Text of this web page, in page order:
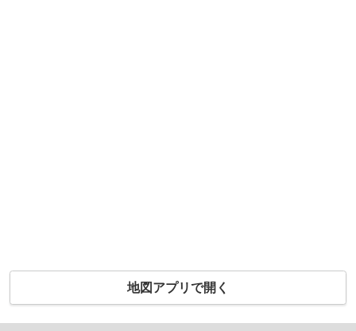
地図アプリで開く